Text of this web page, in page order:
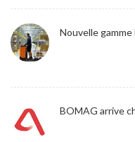
Nouvelle
BOMAG arrive